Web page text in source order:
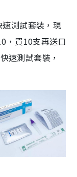
測試套裝，現
，買10支再送口
速測試套裝，